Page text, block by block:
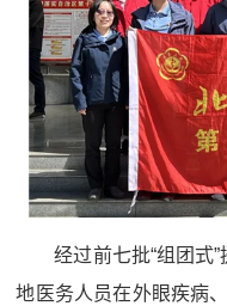
经过前七批“组团式
地医务人员在外眼疾病